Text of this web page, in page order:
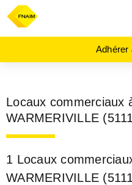
Adhérer
Locaux commerciaux
WARMERIVILLE
1 Locaux
WARMERIVILLE